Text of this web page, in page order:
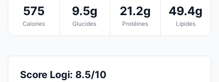
575
Calories
9.5g
Glucides
21.2g
Protéines
49.4g
Lipides
Score Logi: 8.5/10